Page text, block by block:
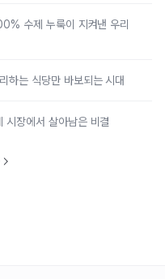
수제 누룩이 지켜낸 우리
하는 식당만 바보되는 시대
장에서 살아남은 비결